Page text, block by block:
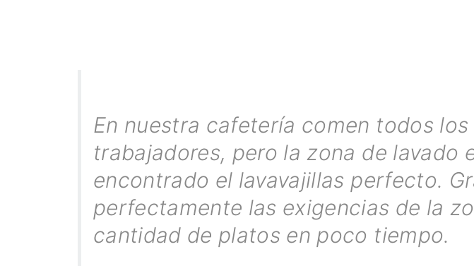
En nuestra cafetería comen todos
trabajadores, pero la zona de lavado
encontrado el lavavajillas perfecto.
perfectamente las exigencias de la
cantidad de platos en poco tiempo.